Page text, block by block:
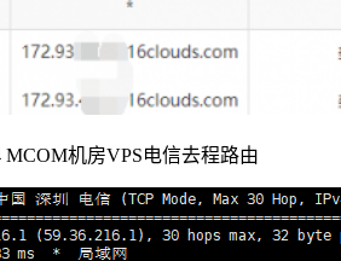
机房VPS电信去程路由